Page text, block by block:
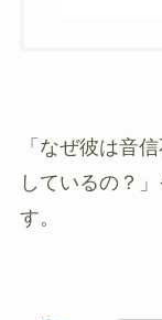
「なぜ彼は音
しているの？
す。